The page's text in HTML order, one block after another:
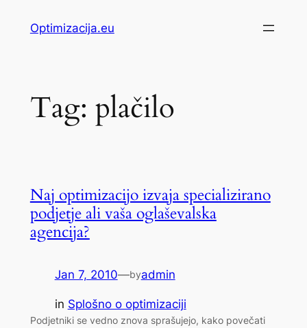
Optimizacija.eu
Tag: plačilo
Naj optimizacijo izvaja specializirano
podjetje ali vaša oglaševalska
agencija?
Jan 7, 2010—byadmin
in Splošno o optimizaciji
Podjetniki se vedno znova sprašujejo, kako povečati